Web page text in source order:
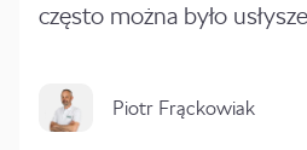
często można było
Piotr Frąckowiak